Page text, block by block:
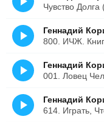
Чувство
Геннадий
Геннадий
Геннадий